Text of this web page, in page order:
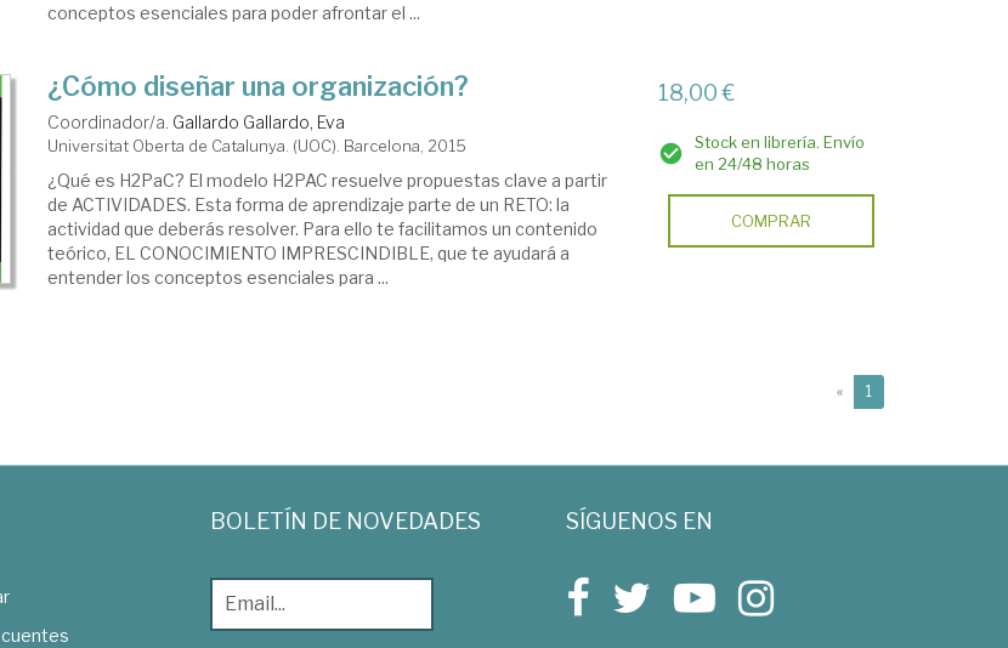
conceptos esenciales para poder afrontar el ...
¿Cómo diseñar una organización?
Coordinador/a. Gallardo Gallardo, Eva
Universitat Oberta de Catalunya. (UOC). Barcelona, 2015
¿Qué es H2PaC? El modelo H2PAC resuelve propuestas clave a partir
de ACTIVIDADES. Esta forma de aprendizaje parte de un RETO: la
actividad que deberás resolver. Para ello te facilitamos un contenido
teórico, EL CONOCIMIENTO IMPRESCINDIBLE, que te ayudará a
entender los conceptos esenciales para ...
18,00 €
Stock en librería. Envío
en 24/48 horas
COMPRAR
« 1
BOLETÍN DE NOVEDADES SÍGUENOS EN